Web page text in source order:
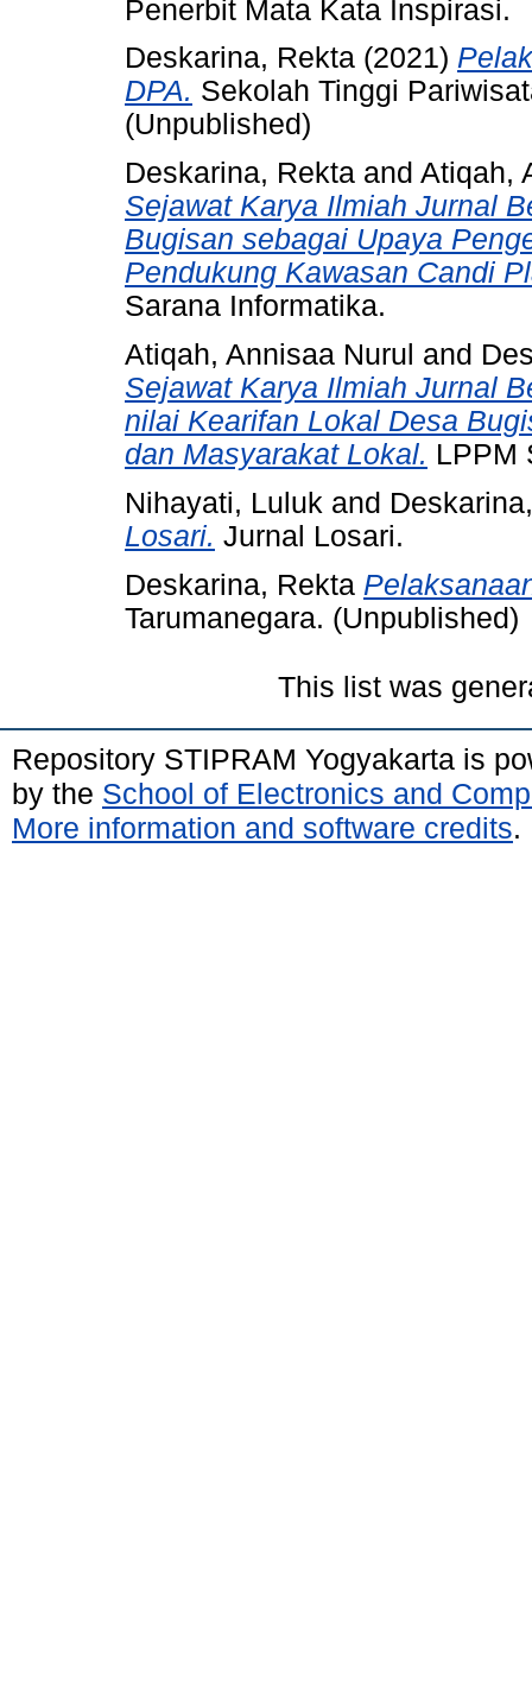
Penerbit Mata Kata Inspirasi.
Deskarina, Rekta (2021)
DPA. Sekolah Tinggi
(Unpublished)
Deskarina, Rekta and Atiqah,
Sejawat Karya Ilmiah Jurnal
Bugisan sebagai Upaya
Pendukung Kawasan Candi
Sarana Informatika.
Atiqah, Annisaa Nurul and
Sejawat Karya Ilmiah Jurnal
nilai Kearifan Lokal Desa
dan Masyarakat Lokal. LPPM
Nihayati, Luluk and
Losari. Jurnal Losari.
Deskarina, Rekta
Tarumanegara. (Unpublished)
This list was
Repository STIPRAM Yogyakarta is
by the School of Electronics and
More information and software credits.